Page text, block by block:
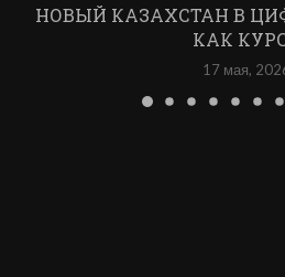
НОВЫЙ КАЗАХСТАН В
КАК
17 мая,